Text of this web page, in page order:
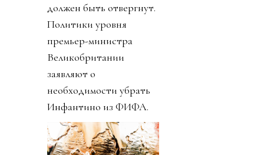
должен быть отвергнут.
Политики уровня
премьер-министра
Великобритании
заявляют о
необходимости убрать
Инфантино из ФИФА.